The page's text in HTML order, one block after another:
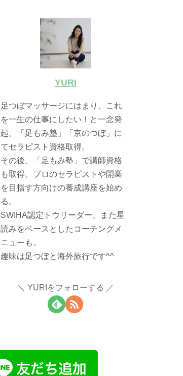
YURI
足つぼマッサージにはまり、これ
を一生の仕事にしたい！と一念発
起。「足もみ塾」「京のつぼ」に
てセラピスト資格取得。
その後、「足もみ塾」で講師資格
も取得、プロのセラピストや開業
を目指す方向けの養成講座を始め
る。
SWIHA認定トウリーダー、また星
読みをベースとしたコーチングメ
ニューも。
趣味は足つぼと海外旅行です^^
YURIをフォローする